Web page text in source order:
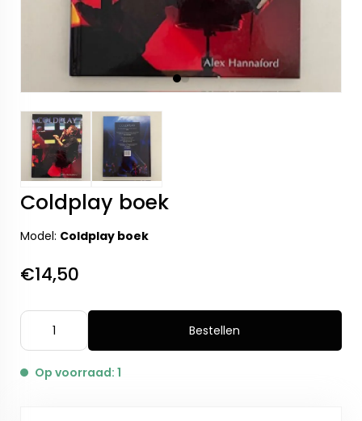
Coldplay boek
Model: Coldplay boek
€14,50
Bestellen
Op voorraad: 1